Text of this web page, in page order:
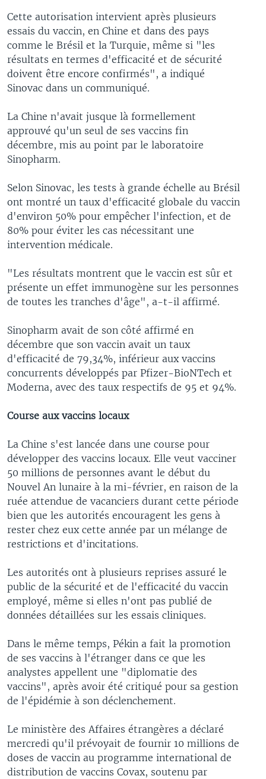
Cette autorisation intervient après plusieurs
essais du vaccin, en Chine et dans des pays
comme le Brésil et la Turquie, même si "les
résultats en termes d'efficacité et de sécurité
doivent être encore confirmés", a indiqué
Sinovac dans un communiqué.
La Chine n'avait jusque là formellement
approuvé qu'un seul de ses vaccins fin
décembre, mis au point par le laboratoire
Sinopharm.
Selon Sinovac, les tests à grande échelle au Brésil
ont montré un taux d'efficacité globale du vaccin
d'environ 50% pour empêcher l'infection, et de
80% pour éviter les cas nécessitant une
intervention médicale.
"Les résultats montrent que le vaccin est sûr et
présente un effet immunogène sur les personnes
de toutes les tranches d'âge", a-t-il affirmé.
Sinopharm avait de son côté affirmé en
décembre que son vaccin avait un taux
d'efficacité de 79,34%, inférieur aux vaccins
concurrents développés par Pfizer-BioNTech et
Moderna, avec des taux respectifs de 95 et 94%.
Course aux vaccins locaux
La Chine s'est lancée dans une course pour
développer des vaccins locaux. Elle veut vacciner
50 millions de personnes avant le début du
Nouvel An lunaire à la mi-février, en raison de la
ruée attendue de vacanciers durant cette période
bien que les autorités encouragent les gens à
rester chez eux cette année par un mélange de
restrictions et d'incitations.
Les autorités ont à plusieurs reprises assuré le
public de la sécurité et de l'efficacité du vaccin
employé, même si elles n'ont pas publié de
données détaillées sur les essais cliniques.
Dans le même temps, Pékin a fait la promotion
de ses vaccins à l'étranger dans ce que les
analystes appellent une "diplomatie des
vaccins", après avoir été critiqué pour sa gestion
de l'épidémie à son déclenchement.
Le ministère des Affaires étrangères a déclaré
mercredi qu'il prévoyait de fournir 10 millions de
doses de vaccin au programme international de
distribution de vaccins Covax, soutenu par